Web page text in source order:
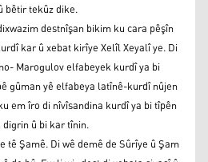
bêtir tekûz dike.
destnîşan bikim ku cara pêşîn
kar û xebat kirîye Xelîl Xeyalî ye. Di
Marogulov elfabeyek kurdî ya bi
gûman yê elfabeya latînê-kurdî nûjen
em îro di nîvîsandina kurdî ya bi tîpên
û bi kar tînin.
tê Şamê. Di wê demê de Sûrîye û Şam